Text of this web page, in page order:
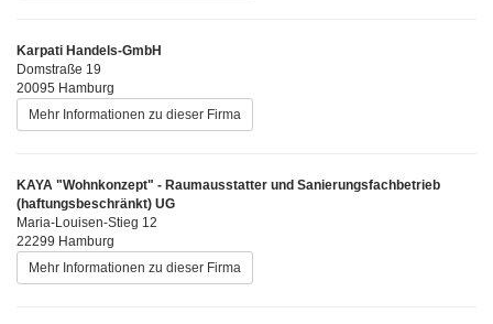
Karpati Handels-GmbH
Domstraße 19
20095 Hamburg
Mehr Informationen zu dieser Firma
KAYA "Wohnkonzept" - Raumausstatter und Sanierungsfachbetrieb
(haftungsbeschränkt) UG
Maria-Louisen-Stieg 12
22299 Hamburg
Mehr Informationen zu dieser Firma